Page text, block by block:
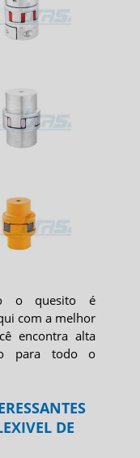
o quesito é
com a melhor
encontra alta
para todo o
DE